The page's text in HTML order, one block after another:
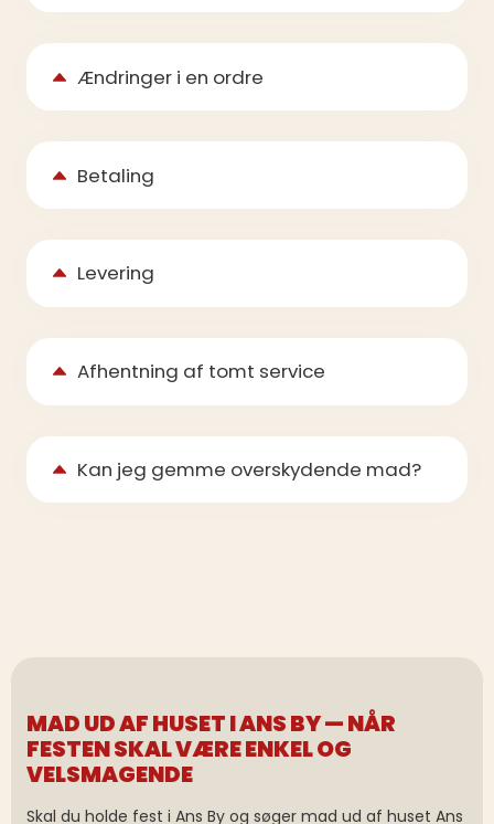
Ændringer i en ordre
Betaling
Levering
Afhentning af tomt service
Kan jeg gemme overskydende mad?
MAD UD AF HUSET I ANS BY — NÅR
FESTEN SKAL VÆRE ENKEL OG
VELSMAGENDE
Skal du holde fest i Ans By og søger mad ud af huset Ans